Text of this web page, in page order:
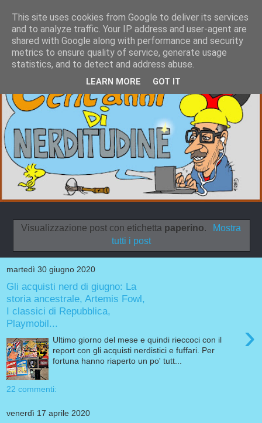
Visualizzazione post con etichetta paperino.
Mostra
tutti i post
martedì 30 giugno 2020
Gli acquisti nerd di giugno: La
storia ancestrale, Artemis Fowl,
I classici di Repubblica,
Playmobil...
›
Ultimo giorno del mese e quindi rieccoci con il
report con gli acquisti nerdistici e fuffari. Per
fortuna hanno riaperto un po' tutt...
22 commenti:
venerdì 17 aprile 2020
This site uses cookies from Google to deliver its services
and to analyze traffic. Your IP address and user-agent are
shared with Google along with performance and security
metrics to ensure quality of service, generate usage
statistics, and to detect and address abuse.
LEARN MORE GOT IT